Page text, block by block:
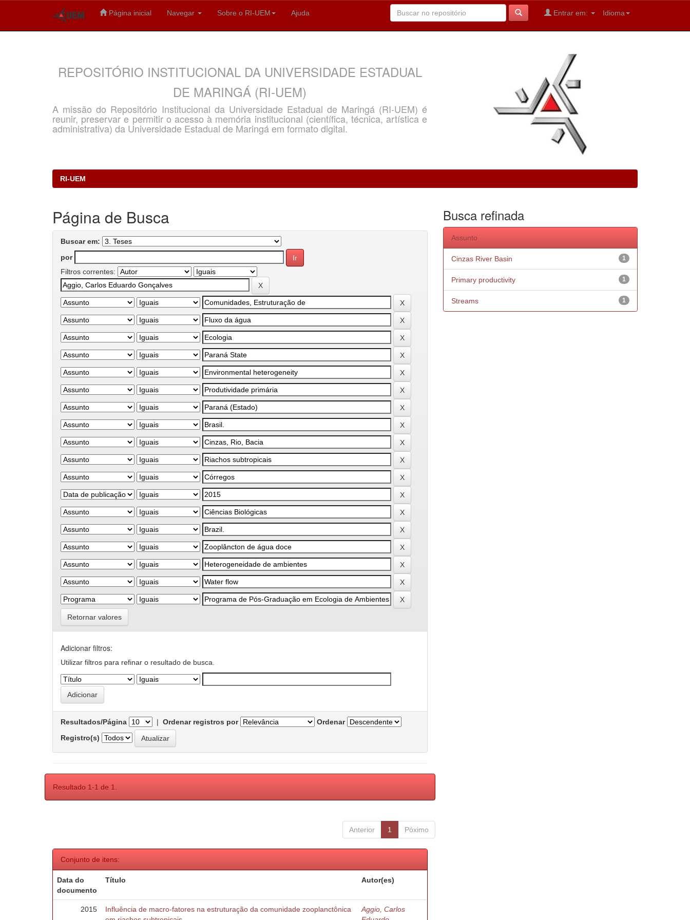
Página inicial Navegar Sobre o RI-UEM Ajuda Idioma
Entrar em:
REPOSITÓRIO INSTITUCIONAL DA UNIVERSIDADE ESTADUAL
DE MARINGÁ (RI-UEM)
A missão do Repositório Institucional da Universidade Estadual de Maringá (RI-UEM) é
reunir, preservar e permitir o acesso à memória institucional (científica, técnica, artística e
administrativa) da Universidade Estadual de Maringá em formato digital.
RI-UEM
Página de Busca
Buscar em:
por
Filtros correntes:
Retornar valores
Adicionar filtros:
Utilizar filtros para refinar o resultado de busca.
Resultados/Página | Ordenar registros por
Ordenar
Registro(s)
Resultado 1-1 de 1.
Anterior 1 Póximo
Conjunto de itens:
Data do
documento
Título Autor(es)
2015
Influência de macro-fatores na estruturação da comunidade zooplanctônica
Aggio, Carlos
Busca refinada
Assunto
1
Cinzas River Basin
1
Primary productivity
1
Streams